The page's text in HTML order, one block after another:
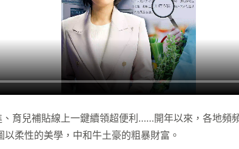
育兒補貼線上一鍵續領超便利……開年以來，各地頻
柔性的美學，中和牛土豪的粗暴財富。